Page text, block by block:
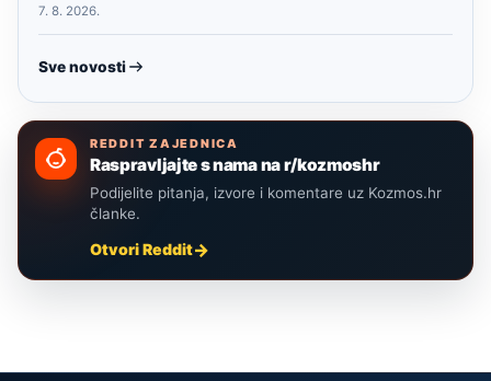
7. 8. 2026.
Sve novosti
REDDIT ZAJEDNICA
Raspravljajte s nama na r/kozmoshr
Podijelite pitanja, izvore i komentare uz Kozmos.hr
članke.
Otvori Reddit